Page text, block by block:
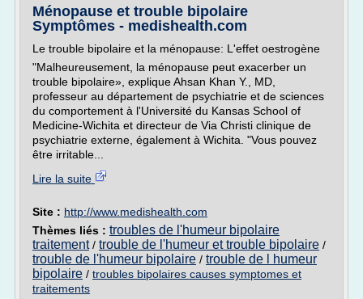
Ménopause et trouble bipolaire
Symptômes - medishealth.com
Le trouble bipolaire et la ménopause: L'effet oestrogène
"Malheureusement, la ménopause peut exacerber un
trouble bipolaire», explique Ahsan Khan Y., MD,
professeur au département de psychiatrie et de sciences
du comportement à l'Université du Kansas School of
Medicine-Wichita et directeur de Via Christi clinique de
psychiatrie externe, également à Wichita. "Vous pouvez
être irritable...
Lire la suite
Site : http://www.medishealth.com
Thèmes liés : troubles de l'humeur bipolaire
traitement/ trouble de l'humeur et trouble bipolaire /
trouble de l'humeur bipolaire / trouble de l humeur
bipolaire / troubles bipolaires causes symptomes et
traitements